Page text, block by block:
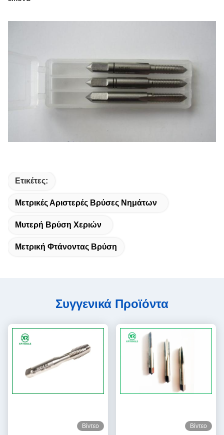
Ετικέτες:
Μετρικές Αριστερές Βρύσες Νημάτων
Μυτερή Βρύση Χεριών
Μετρική Φτάνοντας Βρύση
Συγγενικά Προϊόντα
Βίντεο Βίντεο